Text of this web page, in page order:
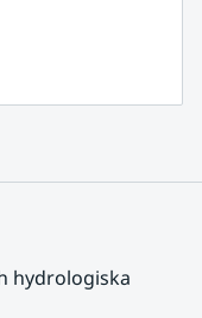
hydrologiska